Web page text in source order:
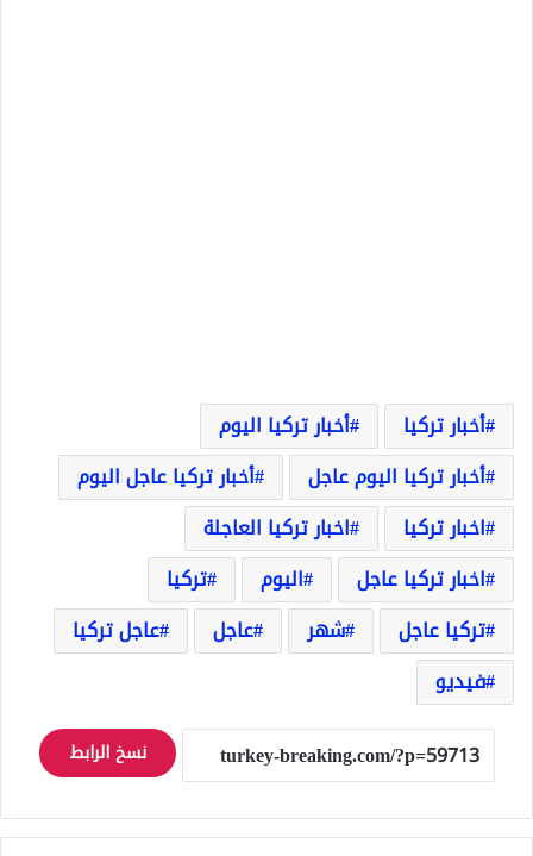
أخبار تركيا
أخبار تركيا اليوم
أخبار تركيا اليوم عاجل
أخبار تركيا عاجل اليوم
اخبار تركيا
اخبار تركيا العاجلة
اخبار تركيا عاجل
اليوم
تركيا
تركيا عاجل
شهر عاجل
عاجل تركيا
فيديو
نسخ الرابط